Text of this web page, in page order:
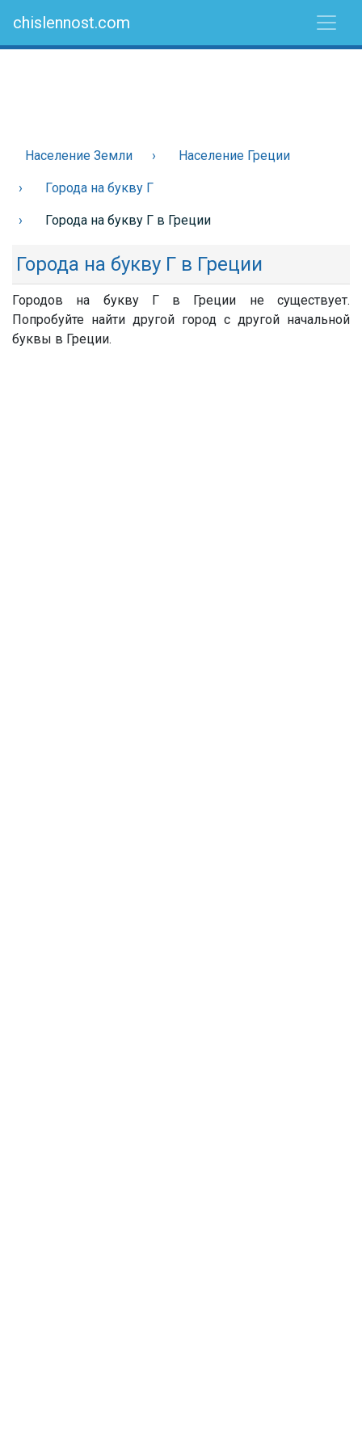
chislennost.com
Население Земли Население Греции
Города на букву Г
Города на букву Г в Греции
Города на букву Г в Греции
Городов на букву Г в Греции не существует.
Попробуйте найти другой город с другой начальной
буквы в Греции.